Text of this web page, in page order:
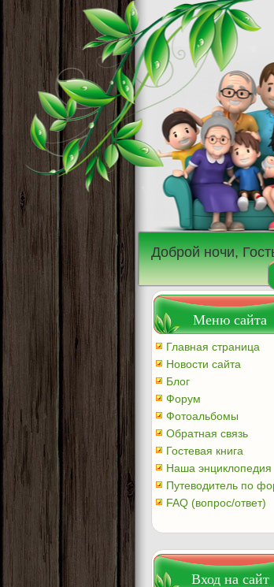
Доброй ночи,
Меню сайта
Главная страница
Новости сайта
Блог
Форум
Фотоальбомы
Обратная связь
Гостевая книга
Наша энциклопедия
Путеводитель по
FAQ (вопрос/ответ)
Вход на сайт